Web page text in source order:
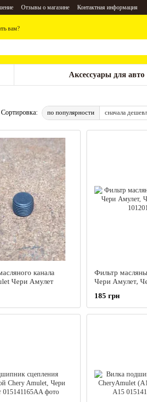
Отзывы о магазине Контактная информация
вам?
Аксессуары для авто
Сортировка: по популярности сначала
канала
Чери Амулет
Фильтр
Чери Амулет,
185 грн